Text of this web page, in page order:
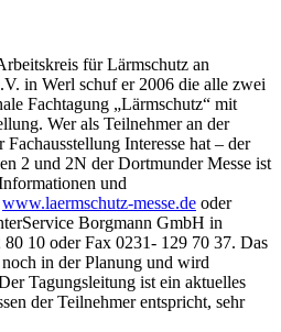
für Lärmschutz an
in Werl schuf er 2006 die alle zwei
Fachtagung „Lärmschutz“ mit
Wer als Teilnehmer an der
Interesse hat – der
2 und 2N der Dortmunder Messe ist
und
www.laermschutz-messe.de oder
Borgmann GmbH in
10 oder Fax 0231- 129 70 37. Das
in der Planung und wird
Tagungsleitung ist ein aktuelles
der Teilnehmer entspricht, sehr